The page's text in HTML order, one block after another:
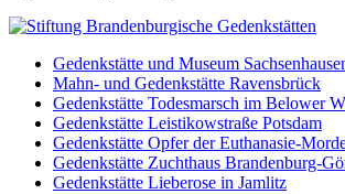
Gedenkstätte und Museum
Mahn- und Gedenkstätte Ravensbrück
Gedenkstätte Todesmarsch im Belower
Gedenkstätte Leistikowstraße Potsdam
Gedenkstätte Opfer der Euthanasie-
Gedenkstätte Zuchthaus Brandenburg-
Gedenkstätte Lieberose in Jamlitz